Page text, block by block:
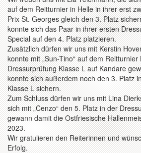
auf dem Reitturnier in Helle in ihrer erst
Prix St. Georges gleich den 3. Platz
konnte sich das Paar in ihrer ersten
Special auf den 4. Platz platzieren.
Zusätzlich dürfen wir uns mit Kerstin
konnte mit „Sun-Tino“ auf dem Reitturnier
Dressurprüfung Klasse L auf Kandare
konnte sich außerdem noch den 3. Platz
Klasse L sichern.
Zum Schluss dürfen wir uns mit Lina
sich mit „Cenzo“ den 5. Platz in der
gewann damit die Ostfriesische
2023.
Wir gratulieren den Reiterinnen und
Erfolg.